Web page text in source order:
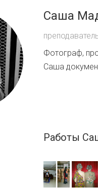
Саша
Фотограф,
Саша
Работы